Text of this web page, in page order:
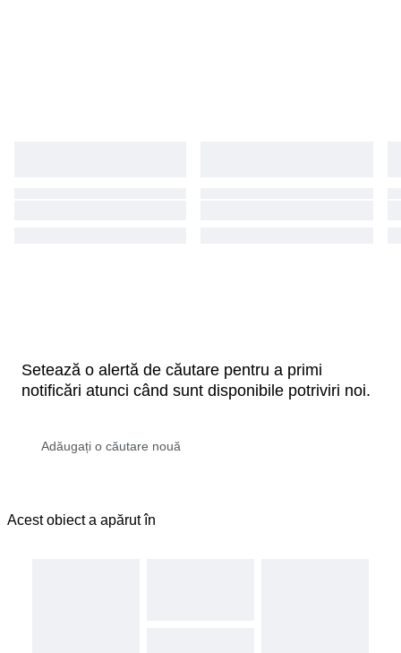
Setează o alertă de căutare pentru a primi
notificări atunci când sunt disponibile potriviri noi.
Acest obiect a apărut în